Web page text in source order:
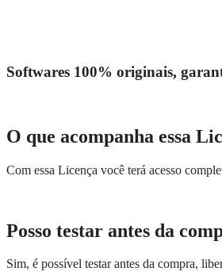
Softwares 100% originais,
O que acompanha essa
Com essa Licença você terá acesso
Posso testar antes da
Sim, é possível testar antes da compra,